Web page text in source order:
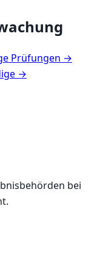
Prüfungen →
→
bei